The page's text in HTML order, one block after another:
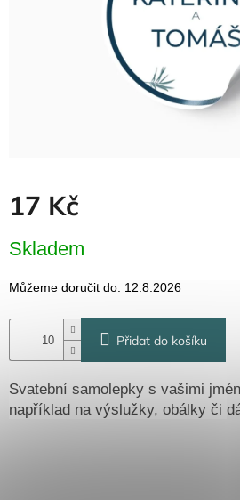
Valentýn
Přihlášení
17 Kč
cena:
Skladem
Můžeme doručit do: 12.8.2026
Přidat do košíku
Svatební samolepky s vašimi
například na výslužky, obálky či